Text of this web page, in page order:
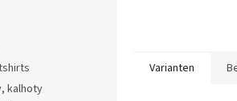
kalhoty
Varianten